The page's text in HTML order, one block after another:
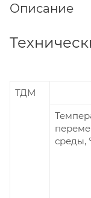
Описание
ТДМ
среды,